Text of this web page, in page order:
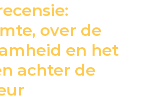
over de
en het
achter de